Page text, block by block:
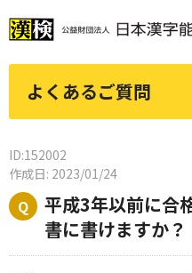
よくあるご質問
ID:152002
作成日: 2023/01/24
平成3年以前に合
書に書けますか？